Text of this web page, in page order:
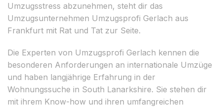
Umzugsstress abzunehmen, steht dir das
Umzugsunternehmen Umzugsprofi Gerlach aus
Frankfurt mit Rat und Tat zur Seite.
Die Experten von Umzugsprofi Gerlach kennen die
besonderen Anforderungen an internationale Umzüge
und haben langjährige Erfahrung in der
Wohnungssuche in South Lanarkshire. Sie stehen dir
mit ihrem Know-how und ihren umfangreichen